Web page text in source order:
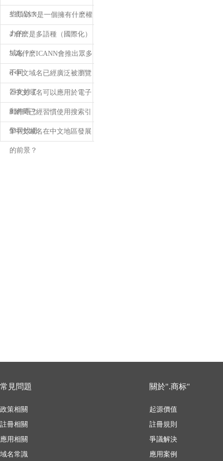
些類別？
3 ICANN是一個擁有什麽權
力的
4 什麽是多語種（國際化）
域名？
5 為什麽ICANN會推出眾多
不同
6 中文域名已經廣泛被瀏覽
器支持了
7 中文域名可以應用於電子
郵件嗎？
8 網民已經習慣使用搜索引
擎尋找網
9 中文域名在中文地區發展
的前景？
常見問題
政策相關
註冊相關
應用相關
域名常識
關於".商标"
起源價值
註冊規則
爭議解決
應用案例